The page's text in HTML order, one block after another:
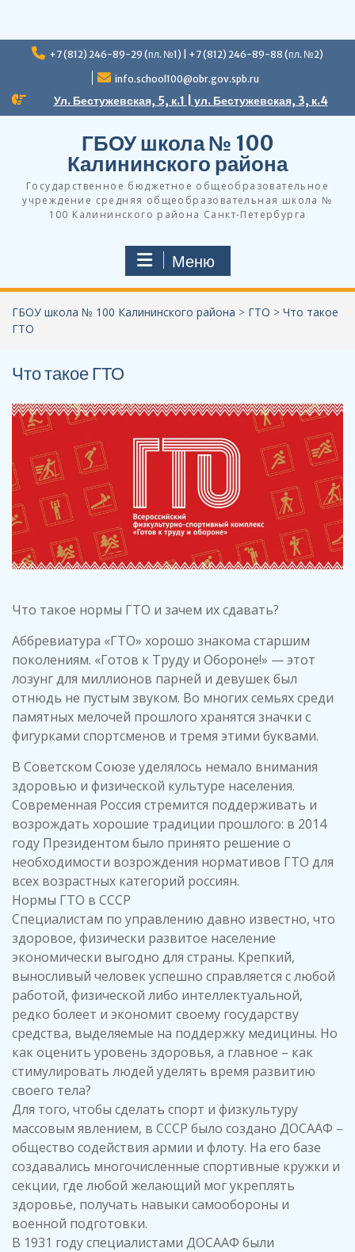
Перейти
+7 (812) 246-89-29 (пл. №1) | +7 (812) 246-89-88 (пл. №2)
info.school100@obr.gov.spb.ru
Ул. Бестужевская, 5, к.1 | ул. Бестужевская, 3, к.4
ГБОУ школа № 100
Калининского района
Государственное бюджетное общеобразовательное
учреждение средняя общеобразовательная школа №
100 Калининского района Санкт-Петербурга
Меню
ГБОУ школа № 100 Калининского района > ГТО > Что такое
ГТО
Что такое ГТО
Что такое нормы ГТО и зачем их сдавать?
Аббревиатура «ГТО» хорошо знакома старшим
поколениям. «Готов к Труду и Обороне!» — этот
лозунг для миллионов парней и девушек был
отнюдь не пустым звуком. Во многих семьях среди
памятных мелочей прошлого хранятся значки с
фигурками спортсменов и тремя этими буквами.
В Советском Союзе уделялось немало внимания
здоровью и физической культуре населения.
Современная Россия стремится поддерживать и
возрождать хорошие традиции прошлого: в 2014
году Президентом было принято решение о
необходимости возрождения нормативов ГТО для
всех возрастных категорий россиян.
Нормы ГТО в СССР
Специалистам по управлению давно известно, что
здоровое, физически развитое население
экономически выгодно для страны. Крепкий,
выносливый человек успешно справляется с любой
работой, физической либо интеллектуальной,
редко болеет и экономит своему государству
средства, выделяемые на поддержку медицины. Но
как оценить уровень здоровья, а главное – как
стимулировать людей уделять время развитию
своего тела?
Для того, чтобы сделать спорт и физкультуру
массовым явлением, в СССР было создано ДОСААФ –
общество содействия армии и флоту. На его базе
создавались многочисленные спортивные кружки и
секции, где любой желающий мог укреплять
здоровье, получать навыки самообороны и
военной подготовки.
В 1931 году специалистами ДОСААФ были